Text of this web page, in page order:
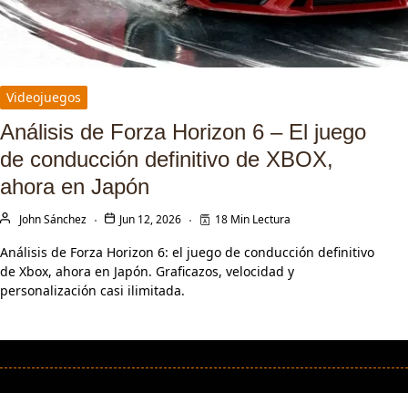
Videojuegos
Análisis de Forza Horizon 6 – El juego
de conducción definitivo de XBOX,
ahora en Japón
John Sánchez Jun 12, 2026 18 Min Lectura
Análisis de Forza Horizon 6: el juego de conducción definitivo
de Xbox, ahora en Japón. Graficazos, velocidad y
personalización casi ilimitada.